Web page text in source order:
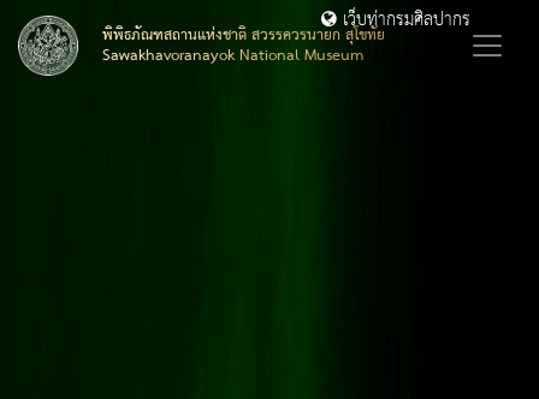
พิพิธภัณฑสถานแห่งชาติ สวรรควรนายก สุโขทัย
Sawakhavoranayok National Museum
เว็บท่ากรมศิลปากร